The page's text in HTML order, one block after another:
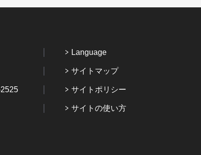
Language
サイトマップ
サイトポリシー
サイトの使い方